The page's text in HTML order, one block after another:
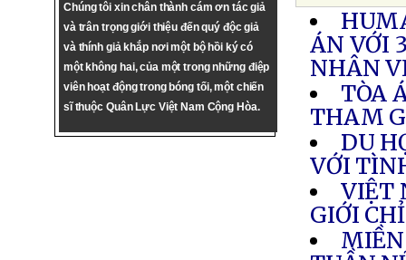
Chúng tôi xin chân thành cám ơn tác giả
và trân trọng giới thiệu đến quý độc giả
và thính giả khắp nơi một bộ hồi ký có
một không hai, của một trong những điệp
viên hoạt động trong bóng tối, một chiến
sĩ thuộc Quân Lực Việt Nam Cộng Hòa.
ÁN VỚI
NHÂN
TÒA
THAM
DU
VỚI
VIỆT
GIỚI